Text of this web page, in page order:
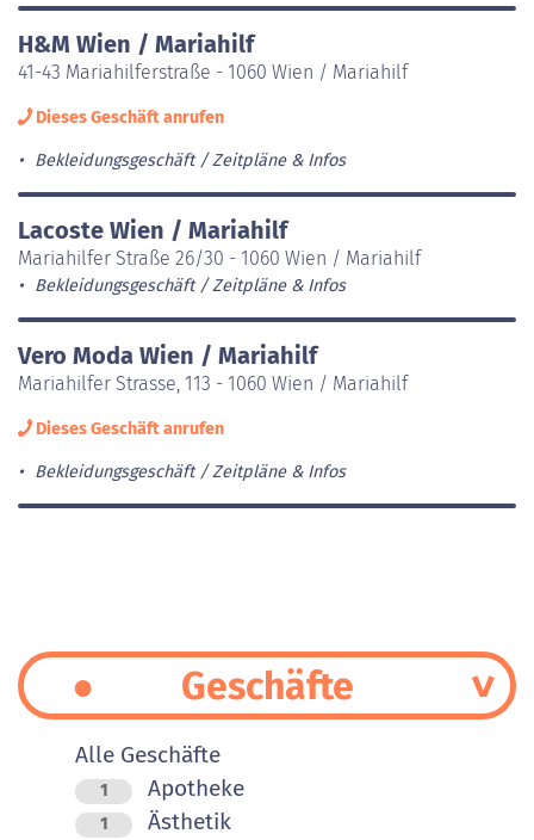
H&M Wien / Mariahilf
41-43 Mariahilferstraße - 1060 Wien / Mariahilf
Dieses Geschäft anrufen
Bekleidungsgeschäft Zeitpläne & Infos
Lacoste Wien / Mariahilf
Mariahilfer Straße 26/30 - 1060 Wien / Mariahilf
Bekleidungsgeschäft Zeitpläne & Infos
Vero Moda Wien / Mariahilf
Mariahilfer Strasse, 113 - 1060 Wien / Mariahilf
Dieses Geschäft anrufen
Bekleidungsgeschäft Zeitpläne & Infos
Geschäfte
Alle Geschäfte
1 Apotheke
1 Ästhetik